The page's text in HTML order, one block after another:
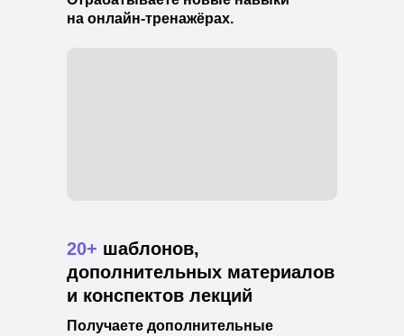
на онлайн-тренажёрах.
Получаете дополнительные
20+ шаблонов,
дополнительных материалов
и конспектов лекций